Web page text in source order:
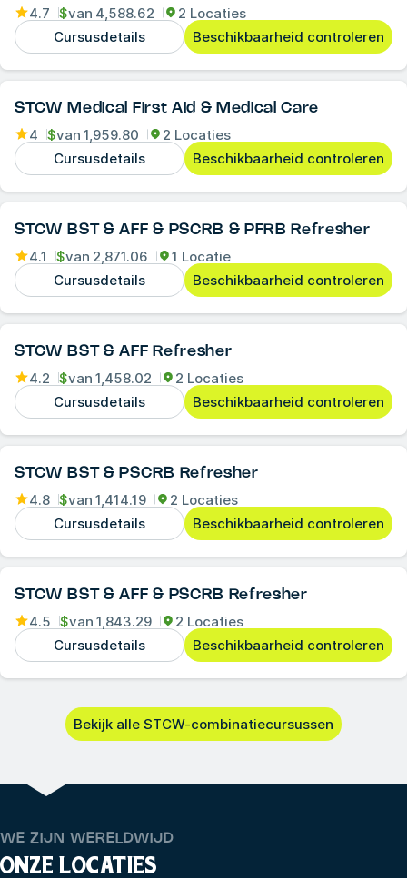
4.7 $van 4,588.62
2 Locaties
Cursusdetails
Beschikbaarheid controleren
STCW Medical First Aid & Medical Care
4 $van 1,959.80
2 Locaties
Cursusdetails
Beschikbaarheid controleren
STCW BST & AFF & PSCRB & PFRB Refresher
4.1 $van 2,871.06
1 Locatie
Cursusdetails
Beschikbaarheid controleren
STCW BST & AFF Refresher
4.2 $van 1,458.02
2 Locaties
Cursusdetails
Beschikbaarheid controleren
STCW BST & PSCRB Refresher
4.8 $van 1,414.19
2 Locaties
Cursusdetails
Beschikbaarheid controleren
STCW BST & AFF & PSCRB Refresher
4.5 $van 1,843.29
2 Locaties
Cursusdetails
Beschikbaarheid controleren
Bekijk alle STCW-combinatiecursussen
WE ZIJN WERELDWIJD
ONZE LOCATIES